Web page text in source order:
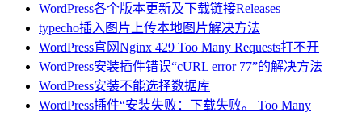
WordPress各个版本更新及下载链接Releases
typecho插入图片上传本地图片解决方法
WordPress官网Nginx 429 Too Many Requests打不开
WordPress安装插件错误“cURL error 77”的解决方法
WordPress安装不能选择数据库
WordPress插件“安装失败：下载失败。 Too Many